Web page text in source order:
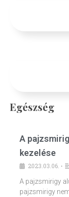
Egészség
A
kezelése
2023.03.06. •
A pajzsmirigy
pajzsmirigy